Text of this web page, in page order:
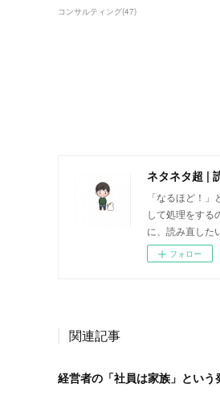
コンサルティング(47)
ネタネタ超 |
「なるほど！
して処理をする
に、読み直した
フォロー
関連記事
経営者の「社員は家族」という